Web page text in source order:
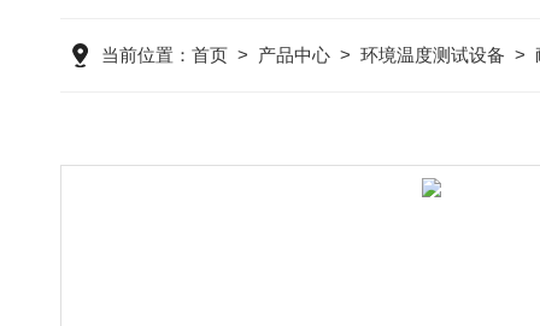
当前位置： 首页 > 产品中心 > 环境温度测试设备 >